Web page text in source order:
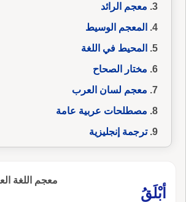
معجم الرائد
المعجم الوسيط
المحيط في اللغة
مختار الصحاح
معجم لسان العرب
مصطلحات عربية عامة
ترجمة إنجليزية
معجم اللغة
أبْلَقُ